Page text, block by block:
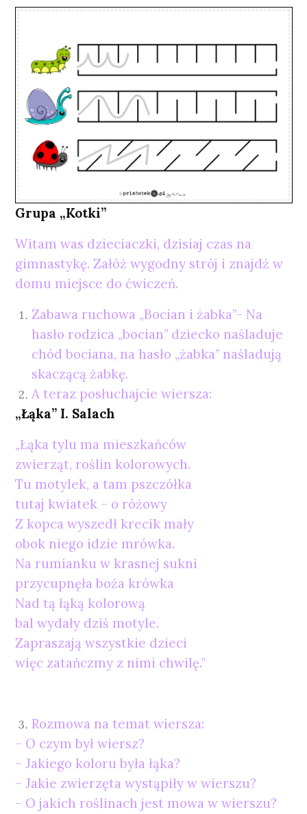
Grupa „Kotki”
Witam was dzieciaczki, dzisiaj czas na
gimnastykę. Załóż wygodny strój i znajdź w
domu miejsce do ćwiczeń.
Zabawa ruchowa „Bocian i żabka”- Na
hasło rodzica „bocian” dziecko naśladuje
chód bociana, na hasło „żabka” naśladują
skaczącą żabkę.
A teraz posłuchajcie wiersza:
„Łąka” I. Salach
„Łąka tylu ma mieszkańców
zwierząt, roślin kolorowych.
Tu motylek, a tam pszczółka
tutaj kwiatek – o różowy
Z kopca wyszedł krecik mały
obok niego idzie mrówka.
Na rumianku w krasnej sukni
przycupnęła boża krówka
Nad tą łąką kolorową
bal wydały dziś motyle.
Zapraszają wszystkie dzieci
więc zatańczmy z nimi chwilę.”
Rozmowa na temat wiersza:
– O czym był wiersz?
– Jakiego koloru była łąka?
– Jakie zwierzęta wystąpiły w wierszu?
– O jakich roślinach jest mowa w wierszu?